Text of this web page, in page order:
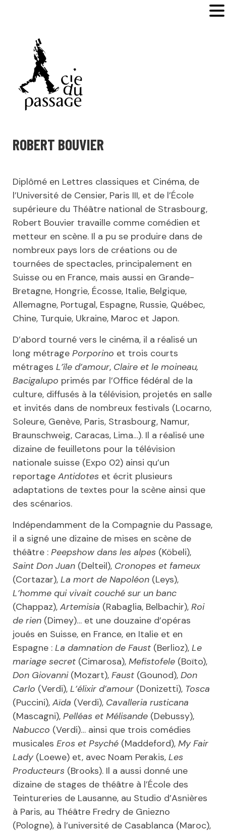
ROBERT BOUVIER
Diplômé en Lettres classiques et Cinéma, de
l’Université de Censier, Paris III, et de l’École
supérieure du Théâtre national de Strasbourg,
Robert Bouvier travaille comme comédien et
metteur en scène. Il a pu se produire dans de
nombreux pays lors de créations ou de
tournées de spectacles, principalement en
Suisse ou en France, mais aussi en Grande-
Bretagne, Hongrie, Écosse, Italie, Belgique,
Allemagne, Portugal, Espagne, Russie, Québec,
Chine, Turquie, Ukraine, Maroc et Japon.
D’abord tourné vers le cinéma, il a réalisé un
long métrage Porporino et trois courts
métrages L’île d’amour, Claire et le moineau,
Bacigalupo primés par l’Office fédéral de la
culture, diffusés à la télévision, projetés en salle
et invités dans de nombreux festivals (Locarno,
Soleure, Genève, Paris, Strasbourg, Namur,
Braunschweig, Caracas, Lima…). Il a réalisé une
dizaine de feuilletons pour la télévision
nationale suisse (Expo 02) ainsi qu’un
reportage Antidotes et écrit plusieurs
adaptations de textes pour la scène ainsi que
des scénarios.
Indépendamment de la Compagnie du Passage,
il a signé une dizaine de mises en scène de
théâtre : Peepshow dans les alpes (Köbeli),
Saint Don Juan (Delteil), Cronopes et fameux
(Cortazar), La mort de Napoléon (Leys),
L’homme qui vivait couché sur un banc
(Chappaz), Artemisia (Rabaglia, Belbachir), Roi
de rien (Dimey)… et une douzaine d’opéras
joués en Suisse, en France, en Italie et en
Espagne : La damnation de Faust (Berlioz), Le
mariage secret (Cimarosa), Mefistofele (Boïto),
Don Giovanni(Mozart), Faust (Gounod), Don
Carlo (Verdi), L’élixir d’amour (Donizetti), Tosca
(Puccini), Aïda (Verdi), Cavalleria rusticana
(Mascagni), Pelléas et Mélisande (Debussy),
Nabucco (Verdi)… ainsi que trois comédies
musicales Eros et Psyché (Maddeford), My Fair
Lady(Loewe) et, avec Noam Perakis, Les
Producteurs (Brooks). Il a aussi donné une
dizaine de stages de théâtre à l’École des
Teintureries de Lausanne, au Studio d’Asnières
à Paris, au Théâtre Fredry de Gniezno
(Pologne), à l’université de Casablanca (Maroc),